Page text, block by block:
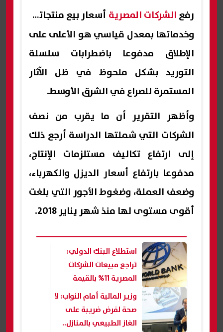
رفعالشركات المصرية أسعار بيع منتجاتها
وخدماتها بمعدل قياسي هو الأعلى على
الإطلاق مدفوعا باضطرابات سلسلة
التوريد بشكل ملحوظ في ظل الآثار
المستمرة للصراع في الشرق الأوسط.
وأظهر التقرير أن ما يقرب من نصف
الشركات التي شملتها الدراسة أرجع ذلك
إلى ارتفاع تكاليف مستلزمات الإنتاج،
مدفوعا بارتفاع أسعار الديزل والكهرباء،
وضعف العملة، وضغوط الأجور التي بلغت
أقوى مستوى لها منذ شهر يناير 2018.
استطلاع البنك الدولي:
تراجع مبيعات الشركات
المصرية 11% بالقيمة
الحقيقية وزيادة الاعتماد
على التمويل الذاتي
وزير المالية أمام النواب: لا
صحة لفرض ضريبة على
الغاز الطبيعي بالمنازل..